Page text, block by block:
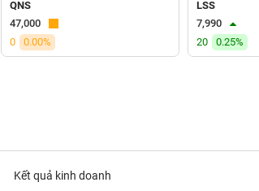
QNS
47,000
0
0.00%
LSS
7,990
20
0.25%
Kết quả kinh doanh